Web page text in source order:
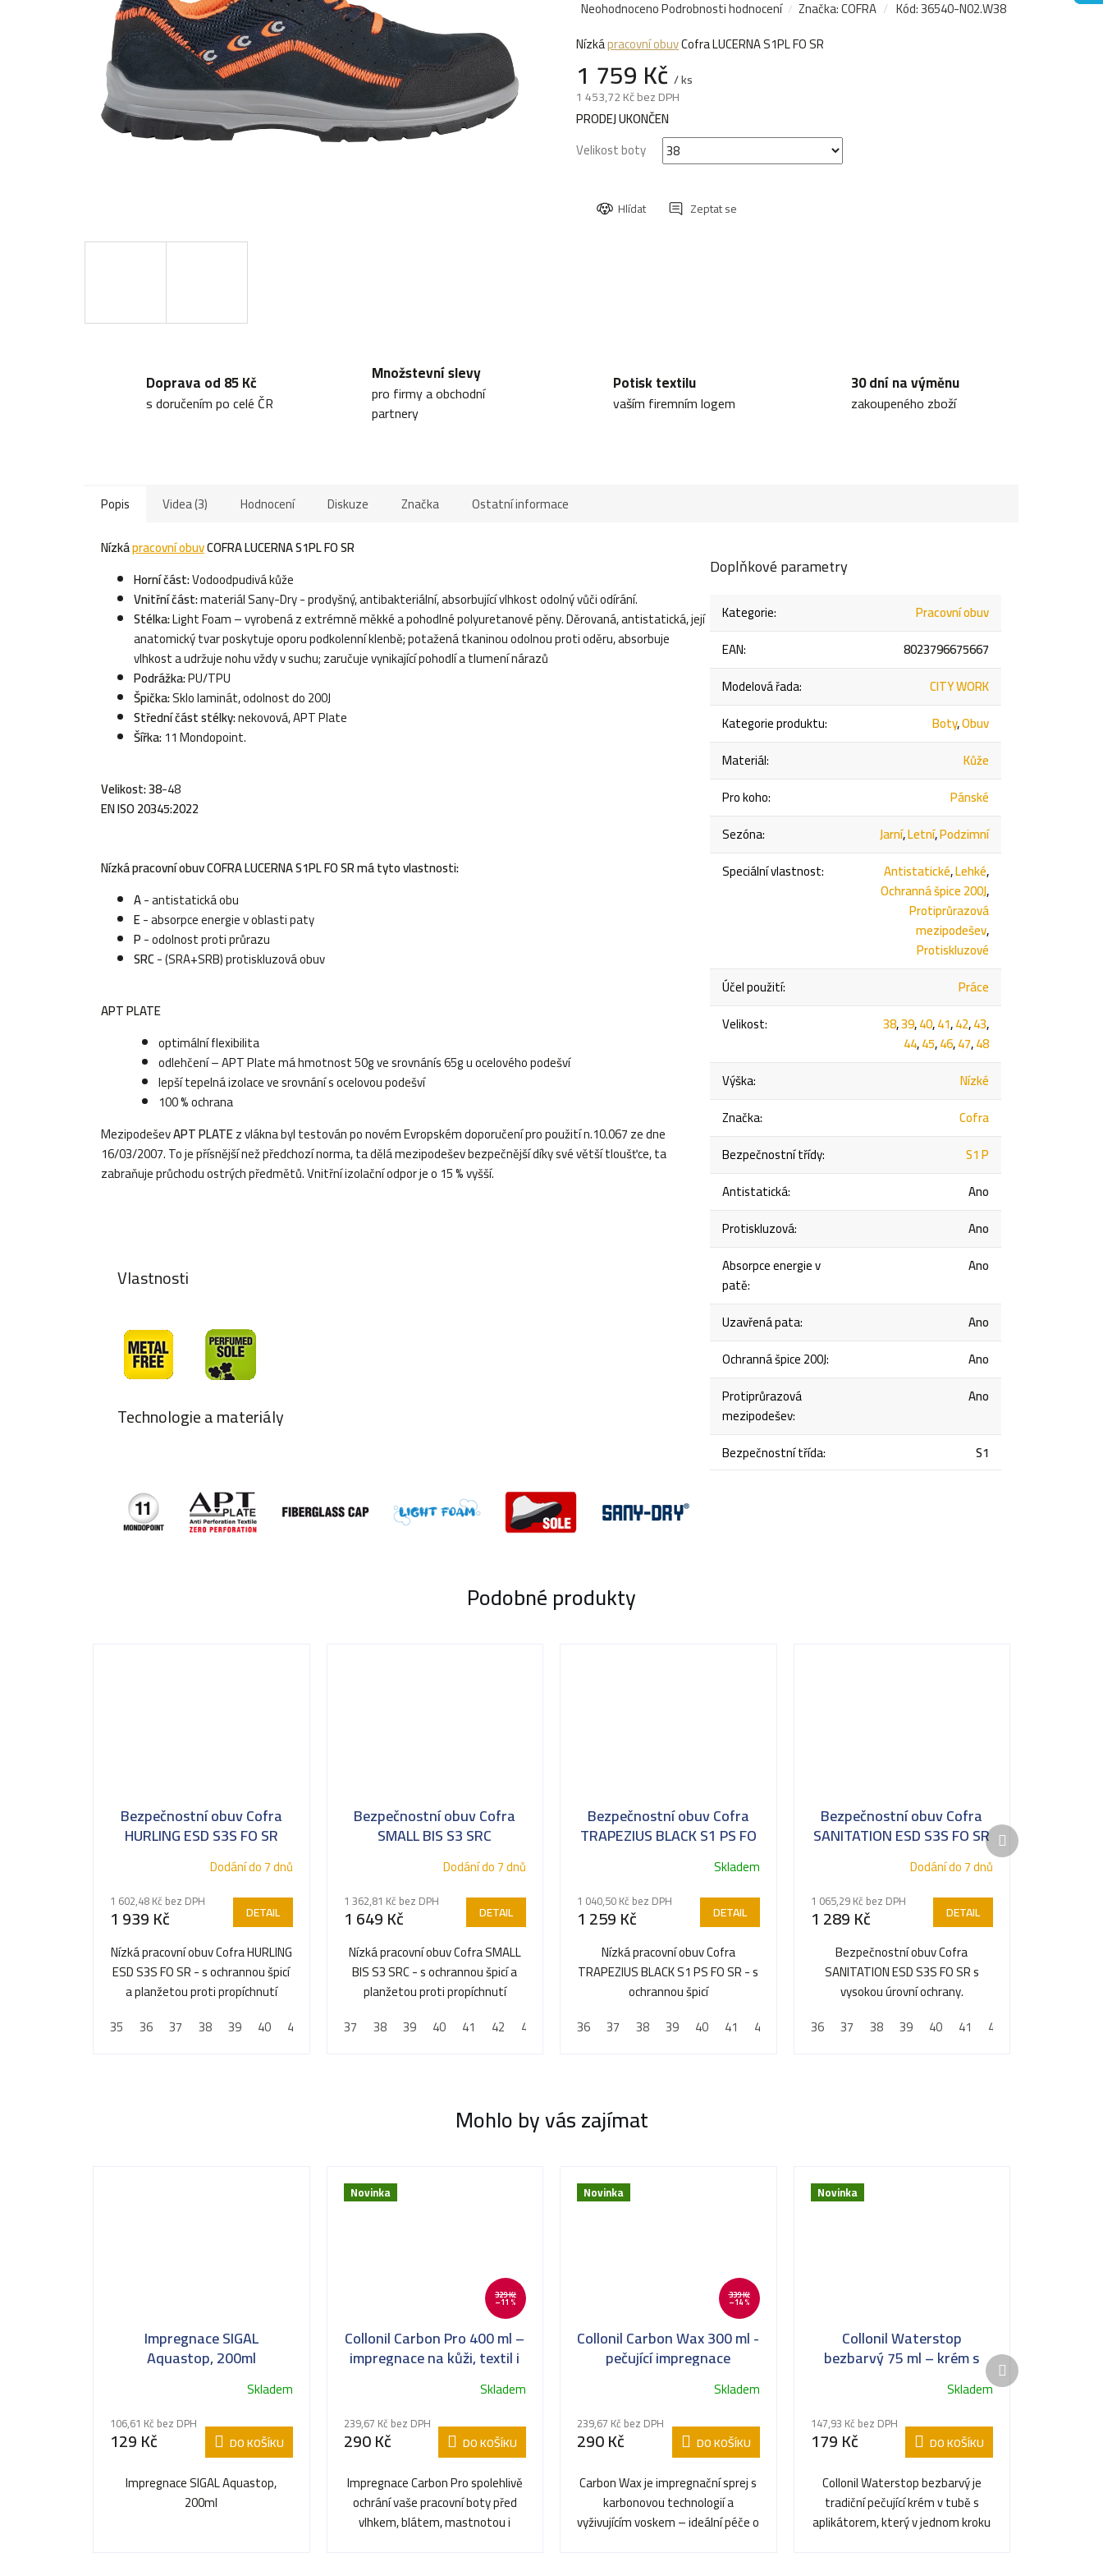
Průměrné
produktu
je
0,0
z
5
hvězdiček.
NeohodnocenoPodrobnosti hodnocení Značka:COFRA Kód:36540-N02.W38
Nízkápracovní obuvCofra LUCERNA S1PL FO SR
1 759 Kč / ks
1 453,72 Kč bez DPH
Měrná
PRODEJ UKONČEN
Velikost boty
Zeptat se
Hlídat
Doprava od 85 Kč
s doručením po celé ČR
Množstevní slevy
pro firmy a obchodní
partnery
Potisk textilu
vaším firemním logem
30 dní na výměnu
zakoupeného zboží
Popis Videa (3) Hodnocení Diskuze Značka
Ostatní informace
Nízkápracovní obuvCOFRA LUCERNA S1PL FO SR
Horní část:Vodoodpudivá kůže
Vnitřní část:materiál Sany-Dry - prodyšný, antibakteriální, absorbující vlhkost odolný vůči odírání.
Stélka:Light Foam – vyrobená z extrémně měkké a pohodlné polyuretanové pěny. Děrovaná, antistatická, její
anatomický tvar poskytuje oporu podkolenní klenbě; potažená tkaninou odolnou proti oděru, absorbuje
vlhkost a udržuje nohu vždy v suchu; zaručuje vynikající pohodlí a tlumení nárazů
Podrážka:PU/TPU
Špička:Sklo laminát, odolnost do 200J
Střední část stélky:nekovová, APT Plate
Šířka:11 Mondopoint.
Velikost: 38-48
EN ISO 20345:2022
Nízká pracovní obuvCOFRA LUCERNA S1PL FO SR má tyto vlastnosti:
A- antistatická obu
E- absorpce energie v oblasti paty
P- odolnost proti průrazu
SRC- (SRA+SRB) protiskluzová obuv
APT PLATE
optimální flexibilita
odlehčení – APT Plate má hmotnost 50g ve srovnánís 65g u ocelového podešví
lepší tepelná izolace ve srovnání s ocelovou podešví
100 % ochrana
MezipodeševAPT PLATEz vlákna byl testován po novém Evropském doporučení pro použití n.10.067 ze dne
16/03/2007. To je přísnější než předchozí norma, ta dělá mezipodešev bezpečnější díky své větší tloušťce, ta
zabraňuje průchodu ostrých předmětů. Vnitřní izolační odpor je o 15 % vyšší.
Vlastnosti
Technologie a materiály
Doplňkové parametry
Kategorie:
Pracovní obuv
EAN:
8023796675667
Modelová řada:
CITY WORK
Kategorie produktu: Boty,Obuv
Materiál:
Kůže
Pro koho:
Pánské
Sezóna: Jarní,Letní,Podzimní
Speciální vlastnost: Antistatické,Lehké,
Ochranná špice 200J,
Protiprůrazová
mezipodešev,
Protiskluzové
Účel použití:
Práce
Velikost: 38,39,40,41,42,43,
44,45,46,47,48
Výška:
Nízké
Značka:
Cofra
Bezpečnostní třídy:
S1 P
Antistatická:
Ano
Protiskluzová:
Ano
Absorpce energie v
patě:
Ano
Uzavřená pata:
Ano
Ochranná špice 200J:
Ano
Protiprůrazová
mezipodešev:
Ano
Bezpečnostní třída: S1
Podobné produkty
Bezpečnostní obuv Cofra
HURLING ESD S3S FO SR
HURLING ESD S3 SRC
Dodání do 7 dnů
1 602,48 Kč bez DPH
1 939 Kč DETAIL
Nízká pracovní obuv Cofra HURLING
ESD S3S FO SR - s ochrannou špicí
a planžetou proti propíchnutí
35
36 37 38 39 40 41 43 44 45 46 47 48
Bezpečnostní obuv Cofra
SMALL BIS S3 SRC
Dodání do 7 dnů
1 362,81 Kč bez DPH
1 649 Kč DETAIL
Nízká pracovní obuv Cofra SMALL
BIS S3 SRC - s ochrannou špicí a
planžetou proti propíchnutí
37
38 39 40 41 42 43 45 46
Bezpečnostní obuv Cofra
TRAPEZIUS BLACK S1 PS FO
Skladem
1 040,50 Kč bez DPH
1 259 Kč DETAIL
Nízká pracovní obuv Cofra
TRAPEZIUS BLACK S1 PS FO SR - s
ochrannou špicí
36
37 38 39 40 41 42 44 45 46 47 48
Bezpečnostní obuv Cofra
SANITATION ESD S3S FO SR
Dodání do 7 dnů
1 065,29 Kč bez DPH
1 289 Kč DETAIL
Bezpečnostní obuv Cofra
SANITATION ESD S3S FO SR s
vysokou úrovní ochrany.
36
37 38 39 40 41 42
Další
produkt
Mohlo by vás zajímat
Impregnace SIGAL
Aquastop, 200ml
Skladem
106,61 Kč bez DPH
129 Kč DO KOŠÍKU
Impregnace SIGAL Aquastop,
200ml
Novinka
329 Kč
–11 %
Collonil Carbon Pro 400 ml –
impregnace na kůži, textil i
Skladem
239,67 Kč bez DPH
290 Kč DO KOŠÍKU
Impregnace Carbon Pro spolehlivě
ochrání vaše pracovní boty před
vlhkem, blátem, mastnotou i
Novinka
339 Kč
–14 %
Collonil Carbon Wax 300 ml -
pečující impregnace
Skladem
239,67 Kč bez DPH
290 Kč DO KOŠÍKU
Carbon Wax je impregnační sprej s
karbonovou technologií a
vyživujícím voskem – ideální péče o
Novinka
Collonil Waterstop
bezbarvý 75 ml – krém s
impregnací na kůžiSkladem
147,93 Kč bez DPH
179 Kč DO KOŠÍKU
Collonil Waterstop bezbarvý je
tradiční pečující krém v tubě s
aplikátorem, který v jednom kroku
Další
produkt